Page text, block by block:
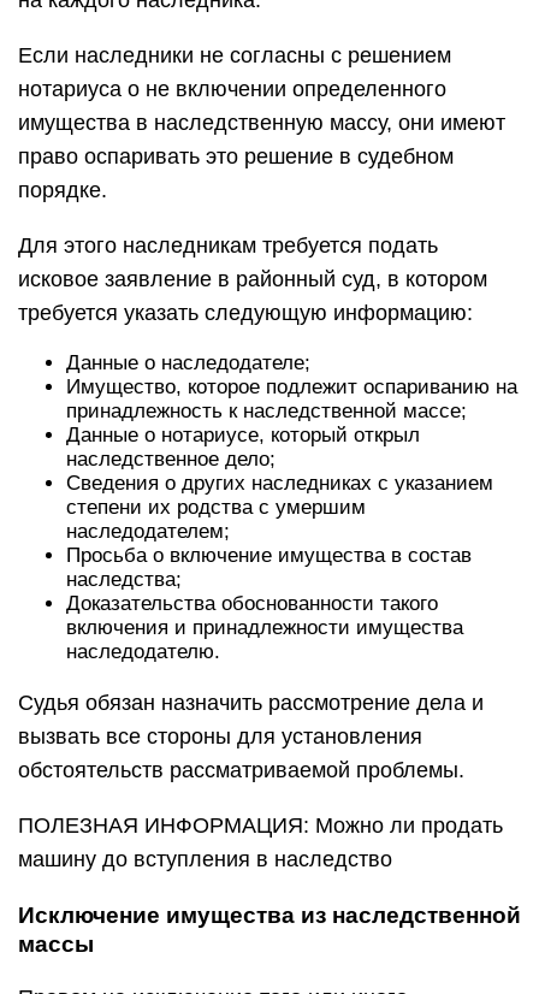
Если наследники не согласны с решением
нотариуса о не включении определенного
имущества в наследственную массу, они имеют
право оспаривать это решение в судебном
порядке.
Для этого наследникам требуется подать
исковое заявление в районный суд, в котором
требуется указать следующую информацию:
Данные о наследодателе;
Имущество, которое подлежит оспариванию на
принадлежность к наследственной массе;
Данные о нотариусе, который открыл
наследственное дело;
Сведения о других наследниках с указанием
степени их родства с умершим
наследодателем;
Просьба о включение имущества в состав
наследства;
Доказательства обоснованности такого
включения и принадлежности имущества
наследодателю.
Судья обязан назначить рассмотрение дела и
вызвать все стороны для установления
обстоятельств рассматриваемой проблемы.
ПОЛЕЗНАЯ ИНФОРМАЦИЯ: Можно ли продать
машину до вступления в наследство
Исключение имущества из наследственной
массы